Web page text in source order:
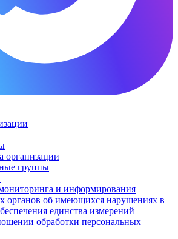
организации
группы
и информирования
органов об имеющихся нарушениях в
единства измерений
обработки персональных